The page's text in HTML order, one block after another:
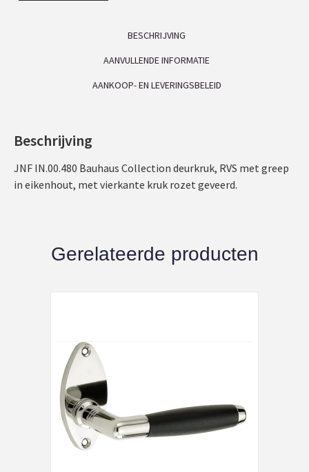
BESCHRIJVING
AANVULLENDE INFORMATIE
AANKOOP- EN LEVERINGSBELEID
Beschrijving
JNF IN.00.480 Bauhaus Collection deurkruk, RVS met greep
in eikenhout, met vierkante kruk rozet geveerd.
Gerelateerde producten